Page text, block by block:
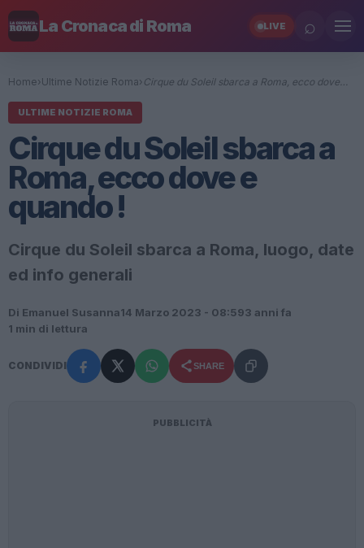
La Cronaca di Roma LIVE ⌕
Home› Ultime Notizie Roma› Cirque du Soleil sbarca a Roma, ecco dove…
ULTIME NOTIZIE ROMA
Cirque du Soleil sbarca a
Roma, ecco dove e
quando !
Cirque du Soleil sbarca a Roma, luogo, date
ed info generali
Di Emanuel Susanna14 Marzo 2023 - 08:593 anni fa
1 min di lettura
CONDIVIDI SHARE
PUBBLICITÀ